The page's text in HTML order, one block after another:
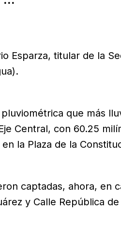
Esparza, titular de la
que más
Central, con 60.25
la Plaza de la
captadas, ahora, en
y Calle República